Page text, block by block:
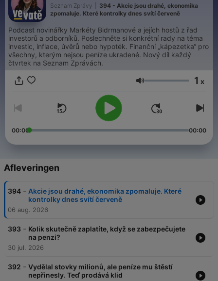
Seznam Zprávy
394 - Akcie jsou drahé, ekonomika
zpomaluje. Které kontrolky dnes svítí červeně
Podcast novinářky Markéty Bidrmanové a jejích hostů z řad
investorů a odborníků. Poslechněte si konkrétní rady na téma
investic, inflace, úvěrů nebo hypoték. Finanční „kápezetka“ pro
všechny, kterým nejsou peníze ukradené. Nový díl každý
čtvrtek na Seznam Zprávách.
Volume 1 x
00:00 00:00
Afleveringen
394 - Akcie jsou drahé, ekonomika zpomaluje. Které
kontrolky dnes svítí červeně
06 aug. 2026
393 - Kolik skutečně zaplatíte, když se zabezpečujete
na penzi?
30 jul. 2026
392 - Vydělal stovky milionů, ale peníze mu štěstí
nepřinesly. Teď prodává klid